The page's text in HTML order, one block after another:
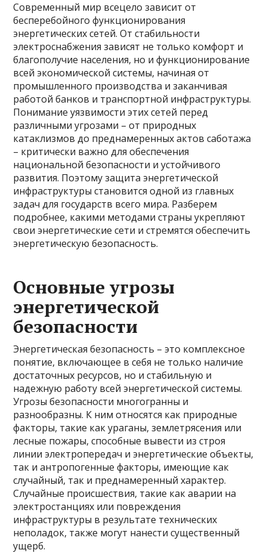
Современный мир всецело зависит от
бесперебойного функционирования
энергетических сетей. От стабильности
электроснабжения зависят не только комфорт и
благополучие населения, но и функционирование
всей экономической системы, начиная от
промышленного производства и заканчивая
работой банков и транспортной инфраструктуры.
Понимание уязвимости этих сетей перед
различными угрозами – от природных
катаклизмов до преднамеренных актов саботажа
– критически важно для обеспечения
национальной безопасности и устойчивого
развития. Поэтому защита энергетической
инфраструктуры становится одной из главных
задач для государств всего мира. Разберем
подробнее, какими методами страны укрепляют
свои энергетические сети и стремятся обеспечить
энергетическую безопасность.
Основные угрозы
энергетической
безопасности
Энергетическая безопасность – это комплексное
понятие, включающее в себя не только наличие
достаточных ресурсов, но и стабильную и
надежную работу всей энергетической системы.
Угрозы безопасности многогранны и
разнообразны. К ним относятся как природные
факторы, такие как ураганы, землетрясения или
лесные пожары, способные вывести из строя
линии электропередач и энергетические объекты,
так и антропогенные факторы, имеющие как
случайный, так и преднамеренный характер.
Случайные происшествия, такие как аварии на
электростанциях или повреждения
инфраструктуры в результате технических
неполадок, также могут нанести существенный
ущерб.